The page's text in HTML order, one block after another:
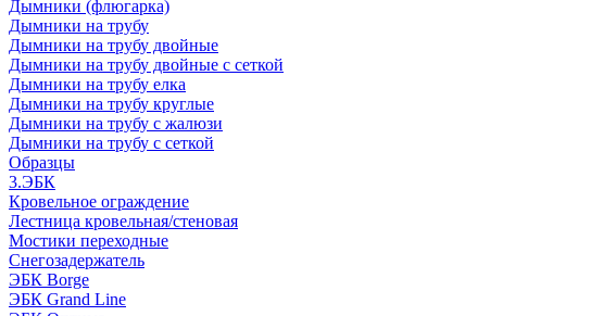
Дымники (флюгарка)
Дымники на трубу
Дымники на трубу двoйные
Дымники на трубу двoйные с сеткой
Дымники на трубу елка
Дымники на трубу круглые
Дымники на трубу с жалюзи
Дымники на трубу с сеткой
Образцы
3.ЭБК
Кровельное ограждение
Лестница кровельная/стеновая
Мостики переходные
Снегозадержатель
ЭБК Borge
ЭБК Grand Line